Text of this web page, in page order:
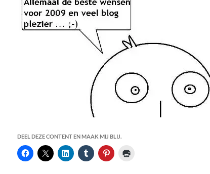
DEEL DEZE CONTENT EN MAAK MIJ BLIJ.